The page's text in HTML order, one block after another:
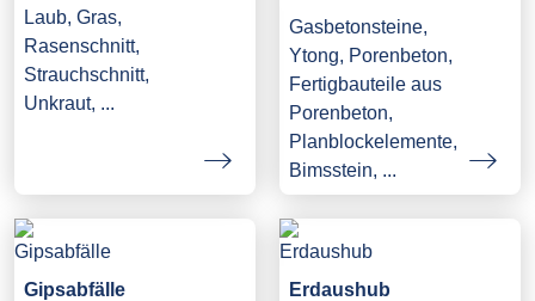
Laub, Gras,
Rasenschnitt,
Strauchschnitt,
Unkraut, ...
Gasbetonsteine,
Ytong, Porenbeton,
Fertigbauteile aus
Porenbeton,
Planblockelemente,
Bimsstein, ...
Gipsabfälle
Erdaushub